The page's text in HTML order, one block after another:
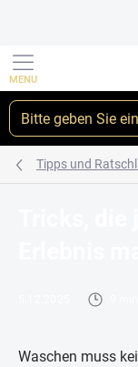
Tipps und
Waschen muss